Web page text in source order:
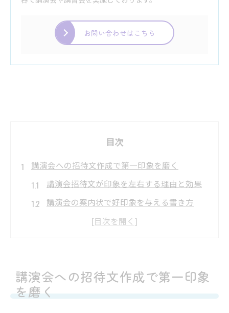
お問い合わせはこちら
目次
講演会への招待文作成で第一印象を磨く
講演会招待文が印象を左右する理由と効果
講演会の案内状で好印象を与える書き方
参加を促す講演会招待状の工夫ポイント
ビジネスで役立つ講演会案内状の基本
講演会の案内状で押さえるべき必須項目
講演会への招待文作成で第一印象
を磨く